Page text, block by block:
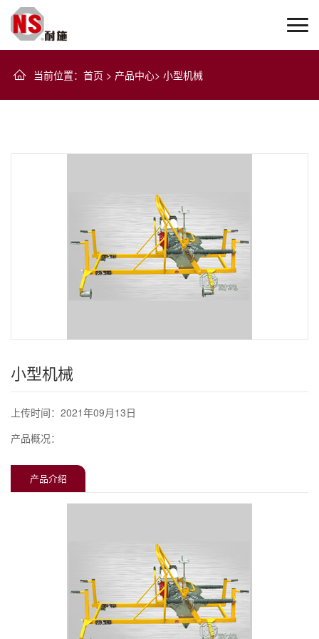
当前位置： 首页 > 产品中心> 小型机械
小型机械
上传时间：2021年09月13日
产品概况：
产品介绍